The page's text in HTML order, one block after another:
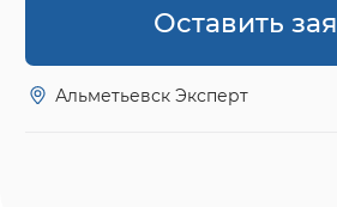
Оставить
Альметьевск Эксперт